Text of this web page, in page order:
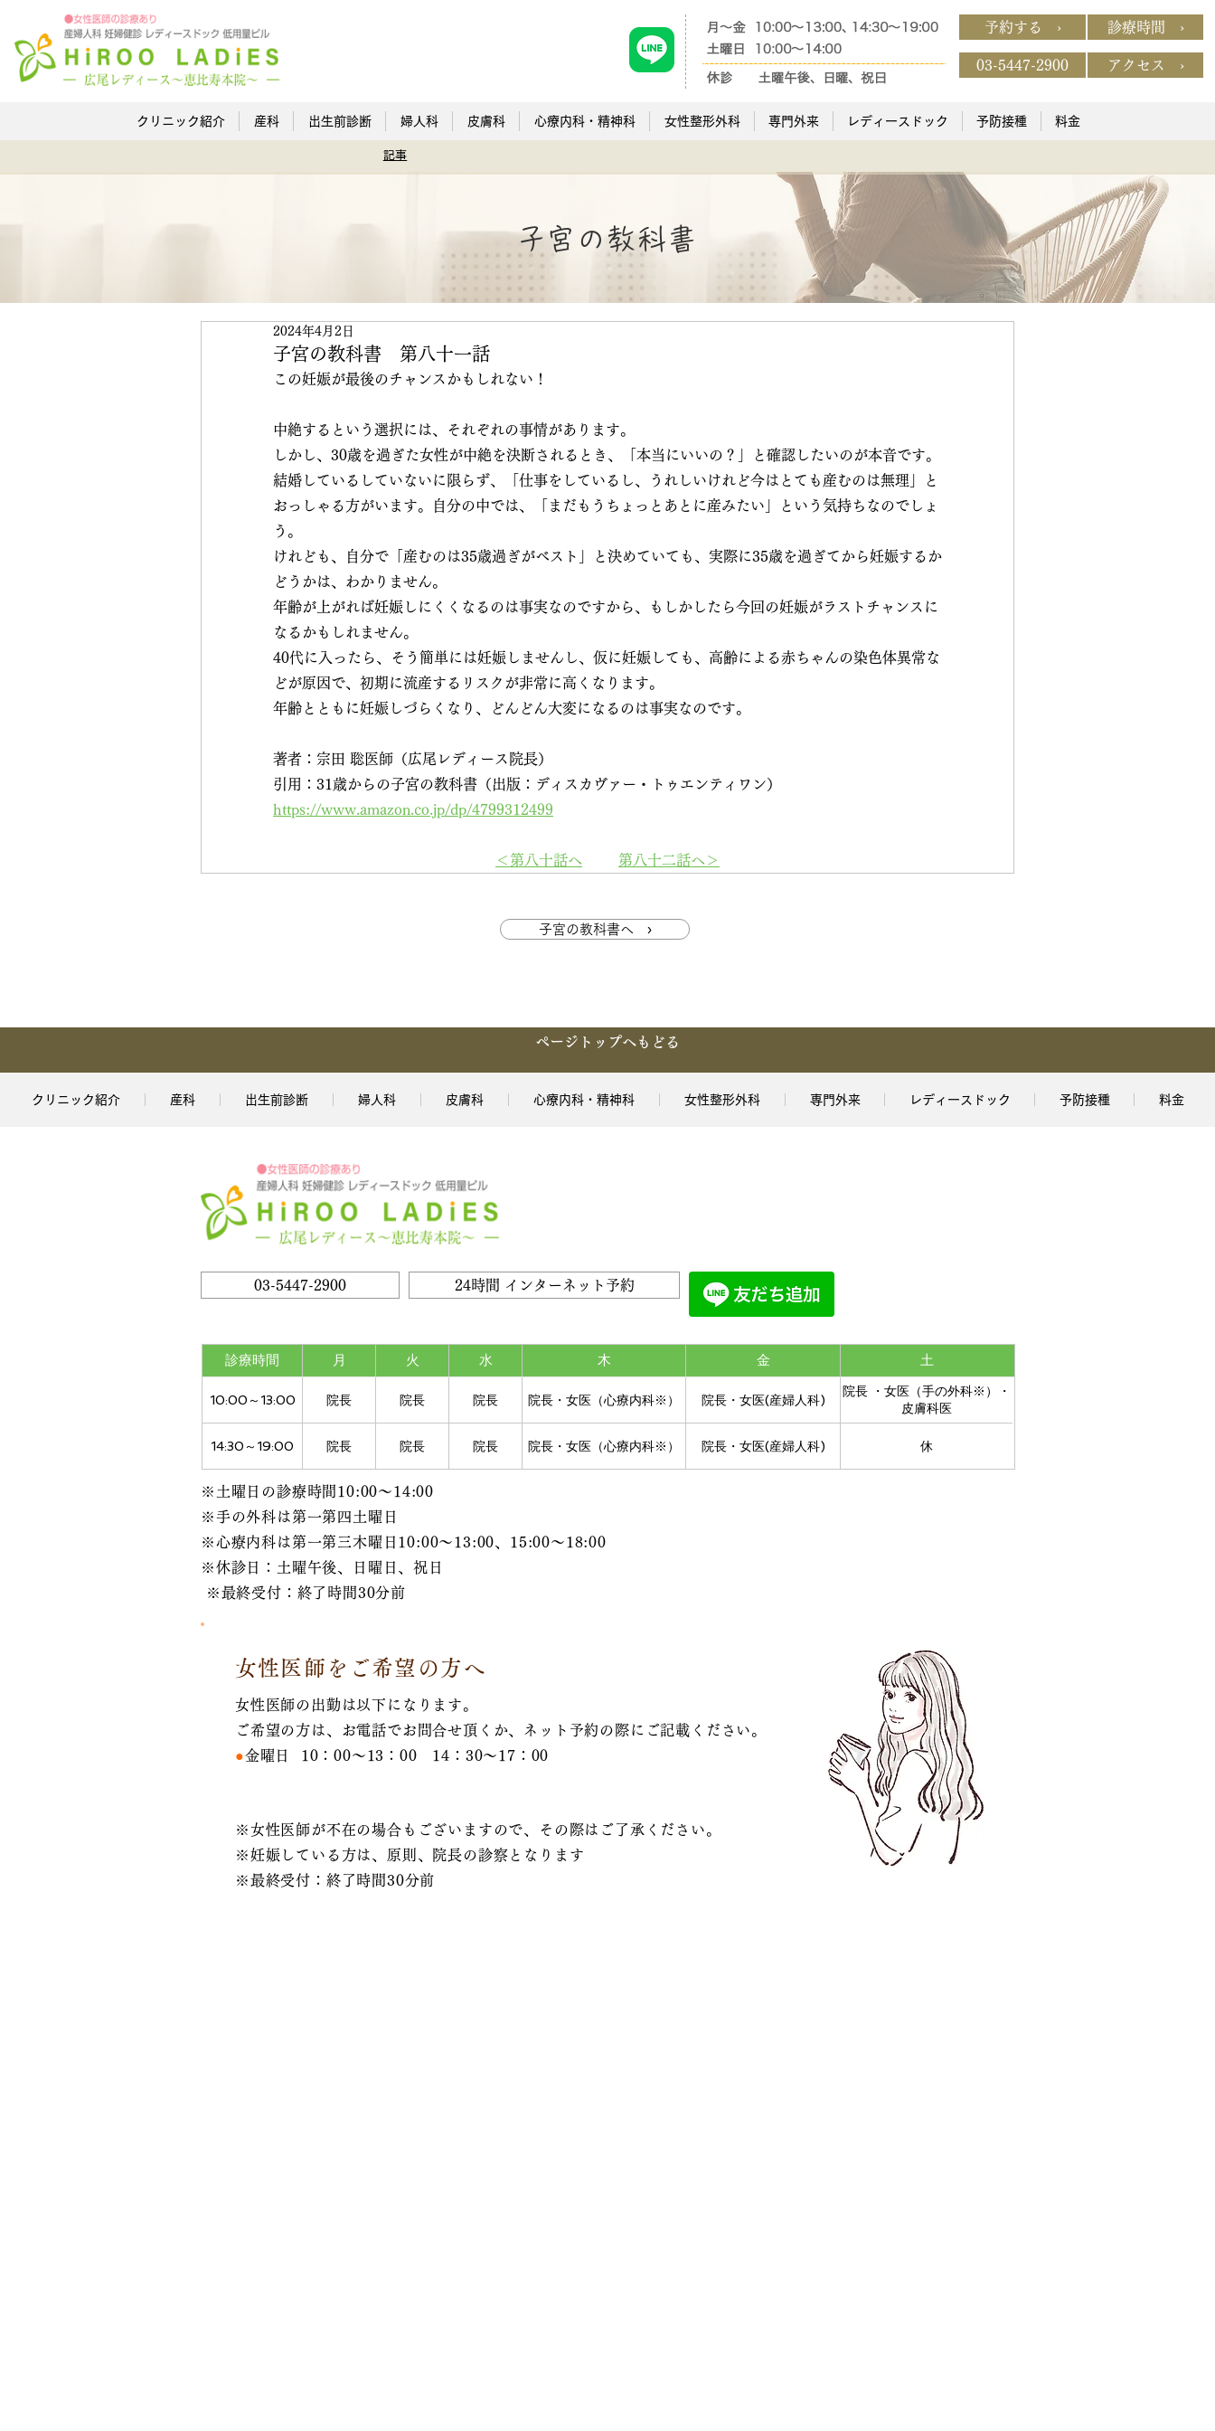
予約する › 診療時間 ›
03-5447-2900 アクセス ›
クリニック紹介 産科 出生前診断 婦人科 皮膚科 心療内科・精神科 女性整形外科 専門外来 レディースドック 予防接種 料金
記事
​子宮の教科書
子宮の教科書 第八十一話
2024年4月2日
この妊娠が最後のチャンスかもしれない！
中絶するという選択には、それぞれの事情があります。
しかし、30歳を過ぎた女性が中絶を決断されるとき、「本当にいいの？」と確認したいのが本音です。
結婚しているしていないに限らず、「仕事をしているし、うれしいけれど今はとても産むのは無理」と
おっしゃる方がいます。自分の中では、「まだもうちょっとあとに産みたい」という気持ちなのでしょ
う。
けれども、自分で「産むのは35歳過ぎがベスト」と決めていても、実際に35歳を過ぎてから妊娠するか
どうかは、わかりません。
年齢が上がれば妊娠しにくくなるのは事実なのですから、もしかしたら今回の妊娠がラストチャンスに
なるかもしれません。
40代に入ったら、そう簡単には妊娠しませんし、仮に妊娠しても、高齢による赤ちゃんの染色体異常な
どが原因で、初期に流産するリスクが非常に高くなります。
年齢とともに妊娠しづらくなり、どんどん大変になるのは事実なのです。
著者：宗田 聡医師（広尾レディース院長）
引用：31歳からの子宮の教科書（出版：ディスカヴァー・トゥエンティワン）
https://www.amazon.co.jp/dp/4799312499
＜第八十話へ 第八十二話へ＞
子宮の教科書へ ›
ページトップへもどる
クリニック紹介 産科 出生前診断 婦人科 皮膚科 心療内科・精神科 女性整形外科 専門外来 レディースドック 予防接種 料金
03-5447-2900 24時間 インターネット予約
診療時間 月 火 水 木 金 土
10:00～13:00 院長 院長 院長 院長・女医（心療内科※） 院長・女医(産婦人科)
院長 ・女医（手の外科※）・
皮膚科医
14:30～19:00 院長 院長 院長 院長・女医（心療内科※） 院長・女医(産婦人科) 休
※土曜日の診療時間10:00～14:00
※手の外科は第一第四土曜日
※心療内科は第一第三木曜日10:00～13:00、15:00～18:00
※休診日：土曜午後、日曜日、祝日
​ ※最終受付：終了時間30分前
女性医師をご希望の方へ
女性医師の出勤は以下になります。
ご希望の方は、お電話でお問合せ頂くか、ネット予約の際にご記載ください。
●金曜日 10：00～13：00 14：30～17：00
※女性医師が不在の場合もございますので、その際はご了承ください。
※妊娠している方は、原則、院長の診察となります
※最終受付：終了時間30分前